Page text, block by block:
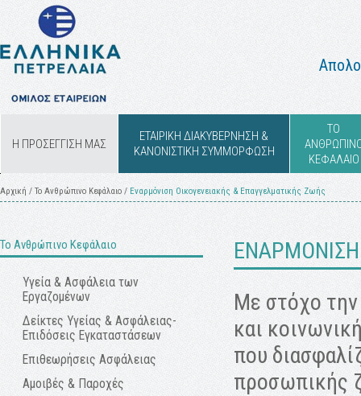
Η ΠΡΟΣΕΓΓΙΣΗ ΜΑΣ
ΕΤΑΙΡΙΚΗ ΔΙΑΚΥΒΕΡΝΗΣΗ &
ΚΑΝΟΝΙΣΤΙΚΗ ΣΥΜΜΟΡΦΩΣΗ
ΤΟ
ΚΕΦΑΛΑΙΟ
Αρχική / Το Ανθρώπινο Κεφάλαιο / Εναρμόνιση Οικογενειακής & Επαγγελματικής Ζωής
Το Ανθρώπινο Κεφάλαιο
Υγεία & Ασφάλεια των
Εργαζομένων
Δείκτες Υγείας & Ασφάλειας-
Επιδόσεις Εγκαταστάσεων
Επιθεωρήσεις Ασφάλειας
Αμοιβές & Παροχές
Με στόχο την
και
που
προσωπικής